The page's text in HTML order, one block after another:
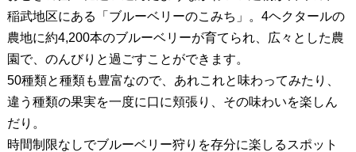
稲武地区にある「ブルーベリーのこみち」。4ヘクタールの
農地に約4,200本のブルーベリーが育てられ、広々とした農
園で、のんびりと過ごすことができます。
50種類と種類も豊富なので、あれこれと味わってみたり、
違う種類の果実を一度に口に頬張り、その味わいを楽しん
だり。
時間制限なしでブルーベリー狩りを存分に楽しるスポット